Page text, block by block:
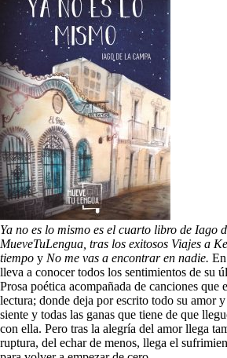
Ya no es lo mismo es el cuarto libro de Iago
MueveTuLengua, tras los exitosos Viajes a
tiempo y No me vas a encontrar en nadie.
lleva a conocer todos los sentimientos de su
Prosa poética acompañada de canciones que
lectura; donde deja por escrito todo su amor
siente y todas las ganas que tiene de que
con ella. Pero tras la alegría del amor llega
ruptura, del echar de menos, llega el